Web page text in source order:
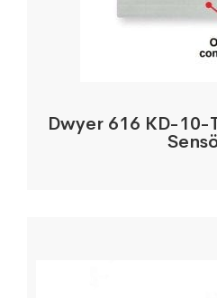
Dwyer 616 KD-10-